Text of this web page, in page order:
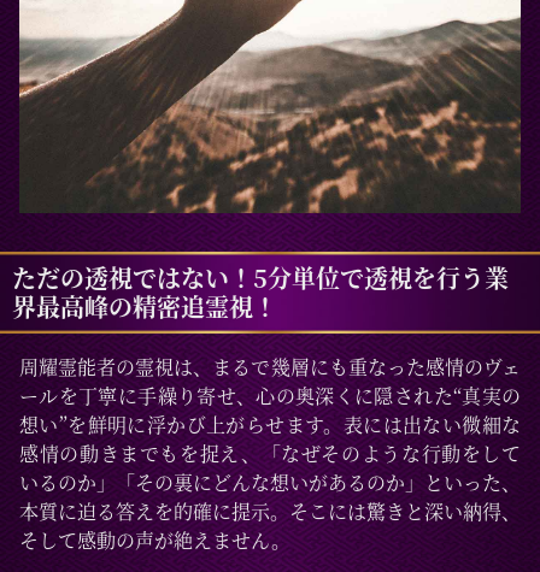
ただの透視ではない！5分単位で透視を行う業
界最高峰の精密追霊視！
周耀霊能者の霊視は、まるで幾層にも重なった感情のヴェ
ールを丁寧に手繰り寄せ、心の奥深くに隠された“真実の
想い”を鮮明に浮かび上がらせます。表には出ない微細な
感情の動きまでもを捉え、「なぜそのような行動をして
いるのか」「その裏にどんな想いがあるのか」といった、
本質に迫る答えを的確に提示。そこには驚きと深い納得、
そして感動の声が絶えません。